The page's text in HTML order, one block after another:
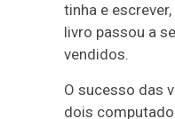
tinha e
livro passou a
vendidos.
O sucesso das
dois